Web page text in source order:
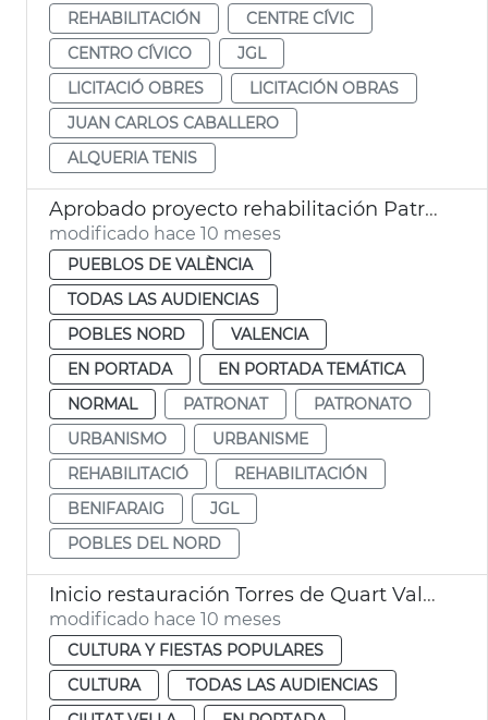
REHABILITACIÓN
CENTRE CÍVIC
CENTRO CÍVICO
JGL
LICITACIÓ OBRES
LICITACIÓN OBRAS
JUAN CARLOS CABALLERO
ALQUERIA TENIS
Aprobado proyecto rehabilitación Patronato Benifaraig
modificado hace 10 meses
PUEBLOS DE VALÈNCIA
TODAS LAS AUDIENCIAS
POBLES NORD
VALENCIA
EN PORTADA
EN PORTADA TEMÁTICA
NORMAL
PATRONAT
PATRONATO
URBANISMO
URBANISME
REHABILITACIÓ
REHABILITACIÓN
BENIFARAIG
JGL
POBLES DEL NORD
Inicio restauración Torres de Quart València
modificado hace 10 meses
CULTURA Y FIESTAS POPULARES
CULTURA
TODAS LAS AUDIENCIAS